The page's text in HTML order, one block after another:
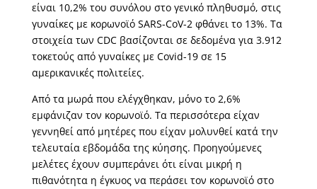
είναι 10,2% του συνόλου στο γενικό πληθυσμό, στις
γυναίκες με κορωνοϊό SARS-CoV-2 φθάνει το 13%. Τα
στοιχεία των CDC βασίζονται σε δεδομένα για 3.912
τοκετούς από γυναίκες με Covid-19 σε 15
αμερικανικές πολιτείες.
Από τα μωρά που ελέγχθηκαν, μόνο το 2,6%
εμφάνιζαν τον κορωνοϊό. Τα περισσότερα είχαν
γεννηθεί από μητέρες που είχαν μολυνθεί κατά την
τελευταία εβδομάδα της κύησης. Προηγούμενες
μελέτες έχουν συμπεράνει ότι είναι μικρή η
πιθανότητα η έγκυος να περάσει τον κορωνοϊό στο